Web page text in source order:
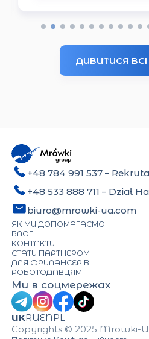
ДИВИТИСЯ ВСІ
+48 784 991 537 –
+48 533 888 711 – Dział
biuro@mrowki-ua.com
ЯК МИ ДОПОМАГАЄМО
БЛОГ
КОНТАКТИ
СТАТИ ПАРТНЕРОМ
ДЛЯ ФРИЛАНСЕРІВ
РОБОТОДАВЦЯМ
Ми в соцмережах
UKRUENPL
Copyrights © 2025 Mrowki-